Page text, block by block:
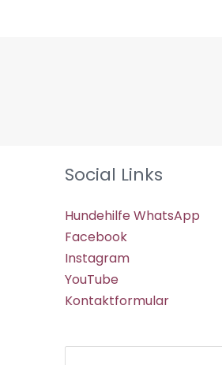
Social Links
Hundehilfe WhatsApp
Facebook
Instagram
YouTube
Kontaktformular